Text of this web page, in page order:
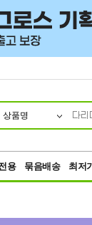
상품명
용 묶음배송 최저